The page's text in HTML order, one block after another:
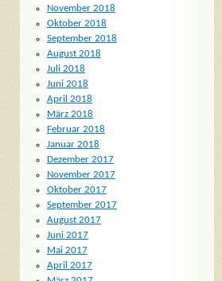
November 2018
Oktober 2018
September 2018
August 2018
Juli 2018
Juni 2018
April 2018
März 2018
Februar 2018
Januar 2018
Dezember 2017
November 2017
Oktober 2017
September 2017
August 2017
Juni 2017
Mai 2017
April 2017